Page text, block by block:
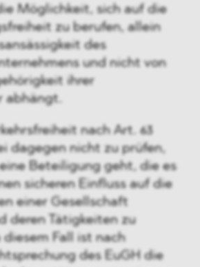
Möglichkeit, sich auf die
zu berufen, allein
des
und nicht von
ihrer
abhängt.
nach Art. 63
dagegen nicht zu prüfen,
Beteiligung geht, die es
sicheren Einfluss auf die
einer Gesellschaft
deren Tätigkeiten zu
Fall ist nach
des EuGH die